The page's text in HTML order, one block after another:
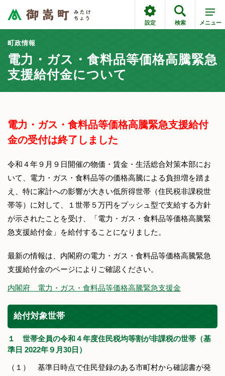
設定 検索 メニュー
町政情報
電力・ガス・食料品等価格高騰緊急
支援給付金について
電力・ガス・食料品等価格高騰緊急支援給付
金の受付は終了しました
令和４年９月９日開催の物価・賃金・生活総合対策本部にお
いて、電力・ガス・食料品等の価格高騰による負担増を踏ま
え、特に家計への影響が大きい低所得世帯（住民税非課税世
帯等）に対して、１世帯５万円をプッシュ型で支給する方針
が示されたことを受け、「電力・ガス・食料品等価格高騰緊
急支援給付金」を給付することになりました。
最新の情報は、内閣府の電力・ガス・食料品等価格高騰緊急
支援給付金のページによりご確認ください。
内閣府 電力・ガス・食料品等価格高騰緊急支援金
給付対象世帯
１ 世帯全員の令和４年度住民税均等割が非課税の世帯（基
準日 2022年９月30日）
（１） 基準日時点で住民登録のある市町村から確認書が発